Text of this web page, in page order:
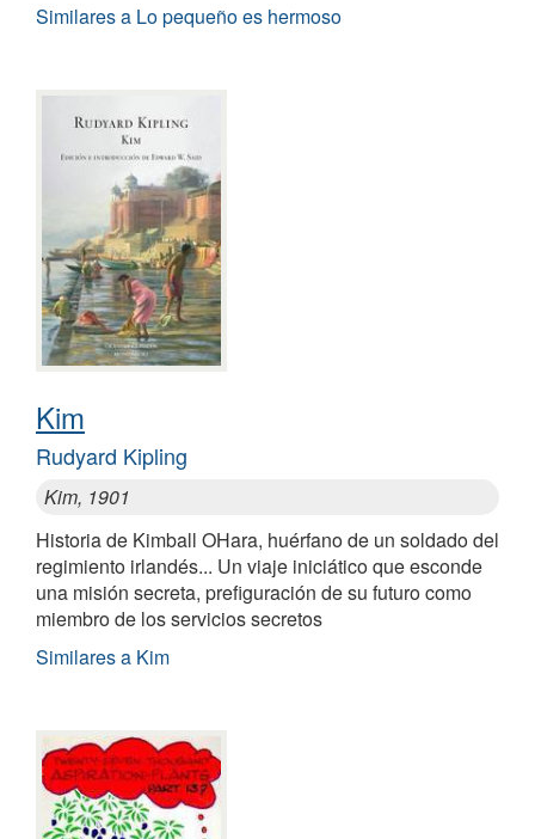
Similares a Lo pequeño es hermoso
Kim
Rudyard Kipling
Kim, 1901
Historia de Kimball OHara, huérfano de un soldado del
regimiento irlandés... Un viaje iniciático que esconde
una misión secreta, prefiguración de su futuro como
miembro de los servicios secretos
Similares a Kim